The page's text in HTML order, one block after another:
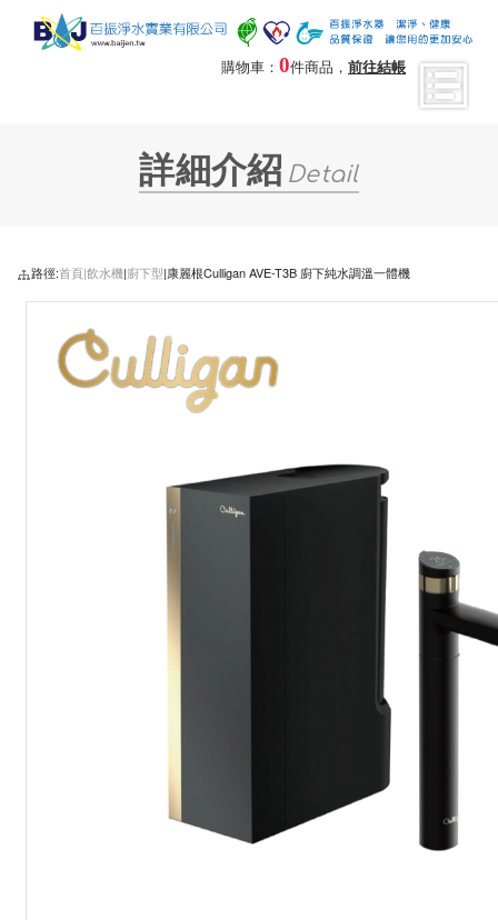
購物車： 0件商品， 前往結帳
詳細介紹 Detail
路徑:首頁|飲水機|廚下型|康麗根Culligan AVE-T3B 廚下純水調溫一體機